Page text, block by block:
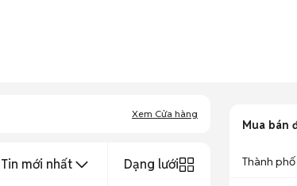
Xem Cửa hàng
Tin mới nhất Dạng lưới
Mua bán
Thành